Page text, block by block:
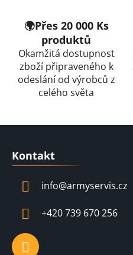
🌍Přes 20 000 Ks
produktů
Okamžitá dostupnost
zboží připraveného k
odeslání od výrobců z
celého světa
Kontakt
info@armyservis.cz
+420 739 670 256